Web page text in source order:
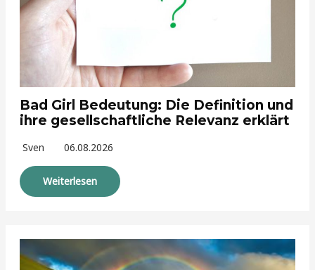
Bad Girl Bedeutung: Die Definition und
ihre gesellschaftliche Relevanz erklärt
Sven 06.08.2026
Weiterlesen